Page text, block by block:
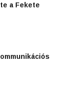
a Fekete